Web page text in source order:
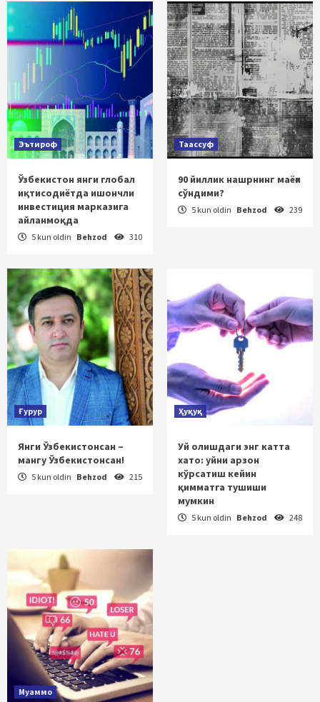
Эътироф
Ўзбекистон янги глобал
иқтисодиётда ишончли
инвестиция марказига
айланмоқда
5 kun oldin Behzod 310
Таассуф
90 йиллик нашрнинг маёғи
сўндими?
5 kun oldin Behzod 239
Ғурур
Янги Ўзбекистонсан –
мангу Ўзбекистонсан!
5 kun oldin Behzod 215
Ҳуқуқ
Уй олишдаги энг катта
хато: уйни арзон
кўрсатиш кейин
қимматга тушиши
мумкин
5 kun oldin Behzod 248
Муаммо